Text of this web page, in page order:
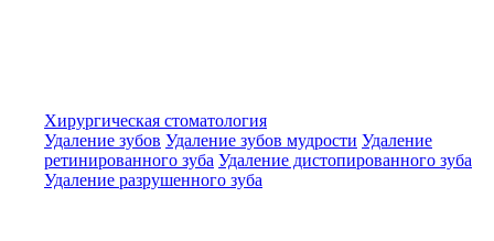
Хирургическая стоматология
Удаление зубов Удаление зубов мудрости Удаление
ретинированного зуба Удаление дистопированного зуба
Удаление разрушенного зуба